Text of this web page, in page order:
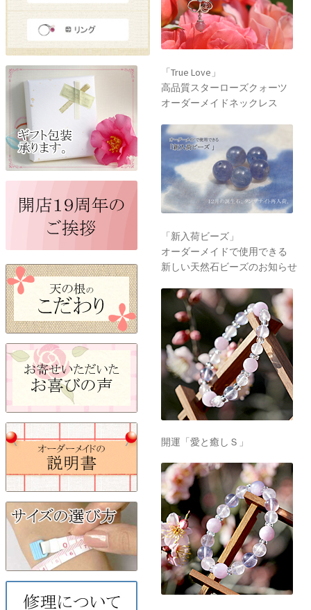
「True Love」
高品質スターローズクォーツ
「新入荷ビーズ」
オーダーメイドで使用できる
開運「愛と癒しＳ」
開運「愛と癒しＬ」